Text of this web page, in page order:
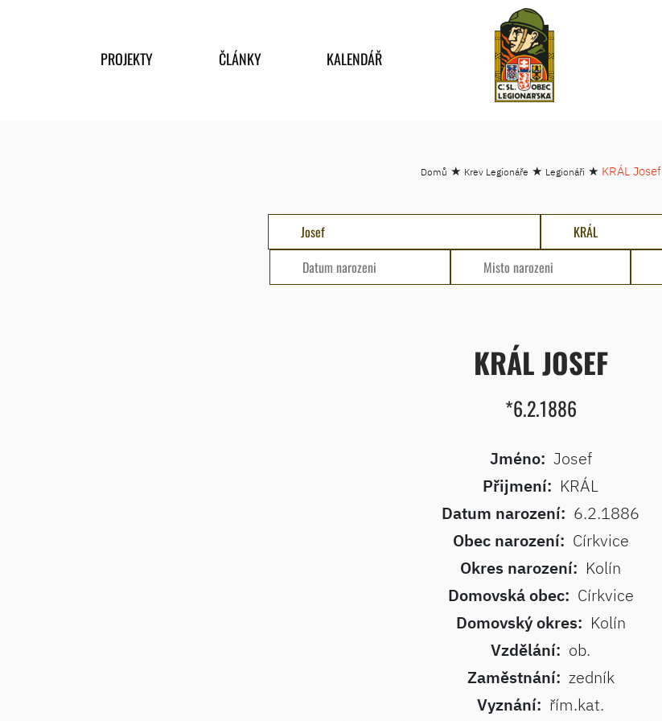
PROJEKTY ČLÁNKY KALENDÁŘ
Domů ★ Krev Legionáře ★ Legionáři ★ KRÁL Josef
KRÁL JOSEF
*6.2.1886
Jméno: Josef
Přijmení: KRÁL
Datum narození: 6.2.1886
Obec narození: Církvice
Okres narození: Kolín
Domovská obec: Církvice
Domovský okres: Kolín
Vzdělání: ob.
Zaměstnání: zedník
Vyznání: řím.kat.